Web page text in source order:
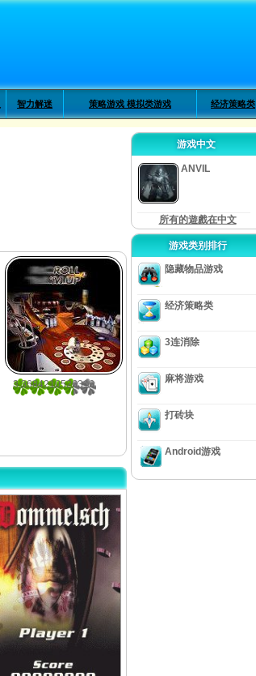
智力解迷 策略游戏 模拟类游戏 经济策略类
3.3684210526316
游戏中文
ANVIL
所有的遊戲在中文
游戏类别排行
隐藏物品游戏
经济策略类
3连消除
麻将游戏
打砖块
Android游戏